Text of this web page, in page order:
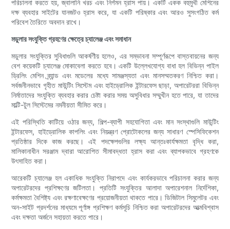
পরিচালনা করতে হয়, জ্বালানি খরচ এবং নির্গমন হ্রাস পায়। একটি একক বহুমুখী মেশিনের
দক্ষ ব্যবহার সাইটের যানজটও হ্রাস করে, যা একটি পরিষ্কার এবং আরও সুসংগঠিত কর্ম
পরিবেশ তৈরিতে অবদান রাখে।
মডুলার সংযুক্তি গ্রহণের ক্ষেত্রে চ্যালেঞ্জ এবং সমাধান
মডুলার সংযুক্তির সুবিধাগুলি আকর্ষণীয় হলেও, এর সম্ভাবনা সম্পূর্ণরূপে বাস্তবায়নের জন্য
বেশ কয়েকটি চ্যালেঞ্জ মোকাবেলা করতে হবে। একটি উল্লেখযোগ্য বাধা হল বিভিন্ন পাইল
ড্রিলিং মেশিন ব্র্যান্ড এবং মডেলের মধ্যে সামঞ্জস্যতা এবং মানসম্মতকরণ নিশ্চিত করা।
সর্বজনীনভাবে গৃহীত মাউন্টিং সিস্টেম এবং হাইড্রোলিক ইন্টারফেস ছাড়া, অপারেটররা বিভিন্ন
নির্মাতাদের সংযুক্তি ব্যবহার করার চেষ্টা করার সময় অসুবিধার সম্মুখীন হতে পারে, যা তাদের
মাল্টি-টুল সিস্টেমের নমনীয়তা সীমিত করে।
এই পরিস্থিতি কাটিয়ে ওঠার জন্য, শিল্প-ব্যাপী সহযোগিতা এবং মান সংস্থাগুলি মাউন্টিং
ইন্টারফেস, হাইড্রোলিক কাপলিং এবং নিয়ন্ত্রণ প্রোটোকলের জন্য সাধারণ স্পেসিফিকেশন
প্রতিষ্ঠার দিকে কাজ করছে। এই পদক্ষেপগুলির লক্ষ্য আন্তঃকার্যক্ষমতা বৃদ্ধি করা,
মালিকানাধীন সরঞ্জাম দ্বারা আরোপিত সীমাবদ্ধতা হ্রাস করা এবং ব্যাপকভাবে গ্রহণকে
উৎসাহিত করা।
আরেকটি চ্যালেঞ্জ হল একাধিক সংযুক্তি নিরাপদে এবং কার্যকরভাবে পরিচালনা করার জন্য
অপারেটরদের প্রশিক্ষণের জটিলতা। প্রতিটি সংযুক্তির আলাদা অপারেশনাল নির্দেশিকা,
কর্মক্ষমতা বৈশিষ্ট্য এবং রক্ষণাবেক্ষণের প্রয়োজনীয়তা থাকতে পারে। ডিজিটাল সিমুলেটর এবং
অন-সাইট প্রদর্শনের মাধ্যমে পূর্ণাঙ্গ প্রশিক্ষণ কর্মসূচি নিশ্চিত করা অপারেটরদের আত্মবিশ্বাস
এবং দক্ষতা অর্জনে সহায়তা করতে পারে।